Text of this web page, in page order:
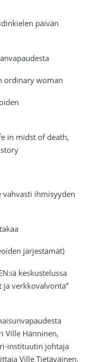
päivän
ordinary woman
in midst of death,
vahvasti ihmisyyden
järjestämät)
keskustelussa
ja verkkovalvonta”
Ville Hänninen,
instituutin johtaja
Ville Tietäväinen,